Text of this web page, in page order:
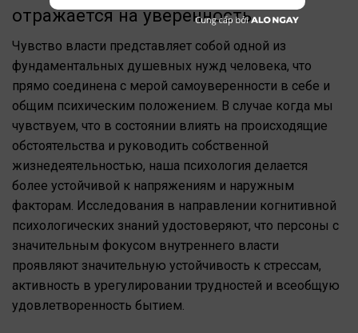
отражается на уверенность
Чувство власти представляет собой одной из
фундаментальных душевных нужд человека, что
прямо соединена с мерой самоуверенности в себе и
общим психическим положением. В случае когда мы
чувствуем, что в состоянии влиять на происходящие
обстоятельства и руководить собственной
жизнедеятельностью, наша психология делается
более устойчивой к напряжениям и наружным
факторам. Исследования в направлении когнитивной
психологических знаний удостоверяют, что персоны с
значительным фокусом внутреннего власти
проявляют значительную устойчивость к стрессам,
активность в урегулировании трудностей и всеобщую
удовлетворенность бытием.